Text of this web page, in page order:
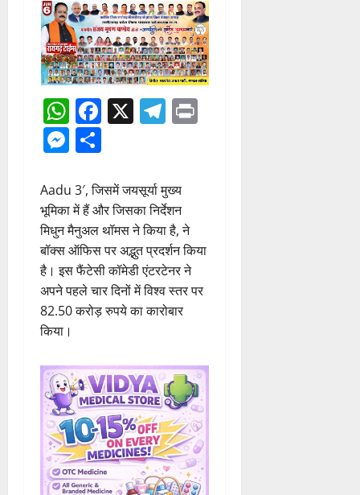
WhatsApp
Facebook
X Telegram
Print
Messenger
Share
Aadu 3′, जिसमें जयसूर्या मुख्य
मिधुन मैनुअल थॉमस ने किया है, ने
बॉक्स ऑफिस पर अद्भुत प्रदर्शन किया
है। इस फैंटेसी कॉमेडी एंटरटेनर ने
अपने पहले चार दिनों में विश्व स्तर पर
82.50 करोड़ रुपये का कारोबार
किया।